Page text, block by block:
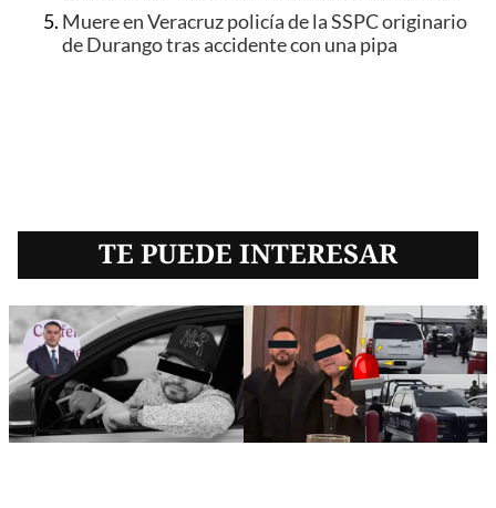
Muere en Veracruz policía de la SSPC originario
de Durango tras accidente con una pipa
TE PUEDE INTERESAR